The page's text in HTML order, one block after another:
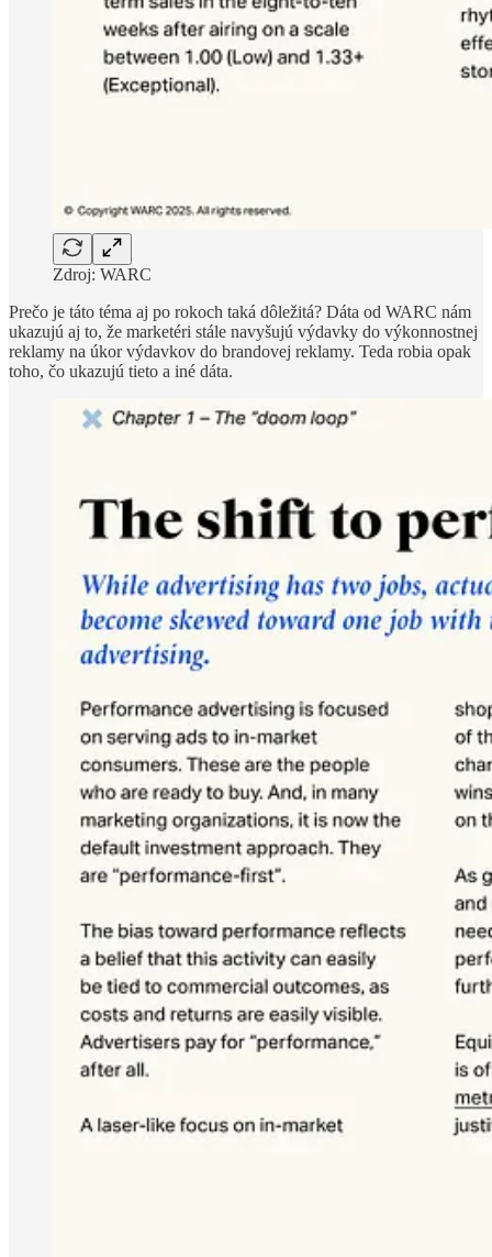
Zdroj: WARC
Prečo je táto téma aj po rokoch taká dôležitá? Dáta od WARC nám
ukazujú aj to, že marketéri stále navyšujú výdavky do výkonnostnej
reklamy na úkor výdavkov do brandovej reklamy. Teda robia opak
toho, čo ukazujú tieto a iné dáta.